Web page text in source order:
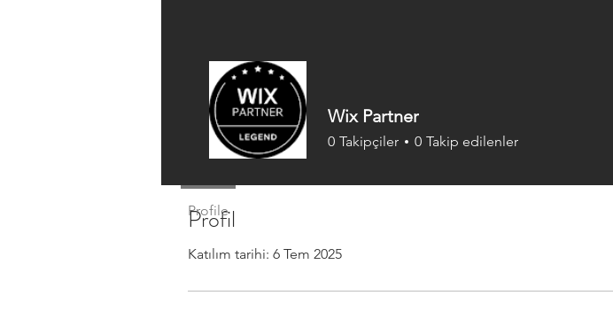
Profil
Katılım tarihi: 6 Tem 2025
Wix Partner
0 Takipçiler 0 Takip edilenler
Profile